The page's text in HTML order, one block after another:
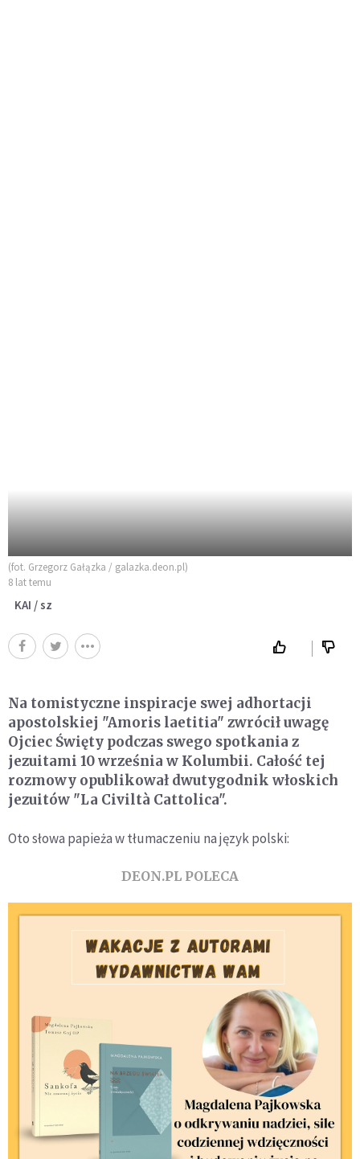
(fot. Grzegorz Gałązka / galazka.deon.pl)
8 lat temu
KAI / sz
Na tomistyczne inspiracje swej adhortacji
apostolskiej "Amoris laetitia" zwrócił uwagę
Ojciec Święty podczas swego spotkania z
jezuitami 10 września w Kolumbii. Całość tej
rozmowy opublikował dwutygodnik włoskich
jezuitów "La Civiltà Cattolica".
Oto słowa papieża w tłumaczeniu na język polski:
DEON.PL POLECA